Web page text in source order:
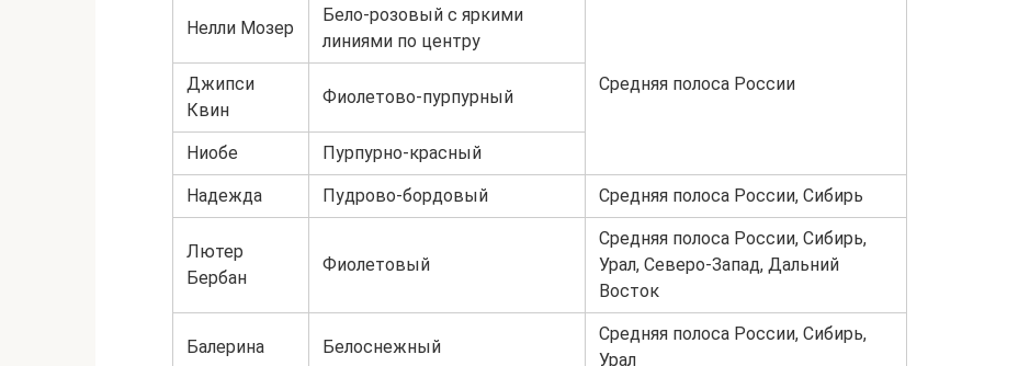
Нелли Мозер
Бело-розовый с яркими
линиями по центру
Средняя полоса России
Джипси
Квин
Фиолетово-пурпурный
Ниобе Пурпурно-красный
Надежда Пудрово-бордовый Средняя полоса России, Сибирь
Лютер
Бербан
Фиолетовый
Средняя полоса России, Сибирь,
Урал, Северо-Запад, Дальний
Восток
Балерина Белоснежный
Средняя полоса России, Сибирь,
Урал